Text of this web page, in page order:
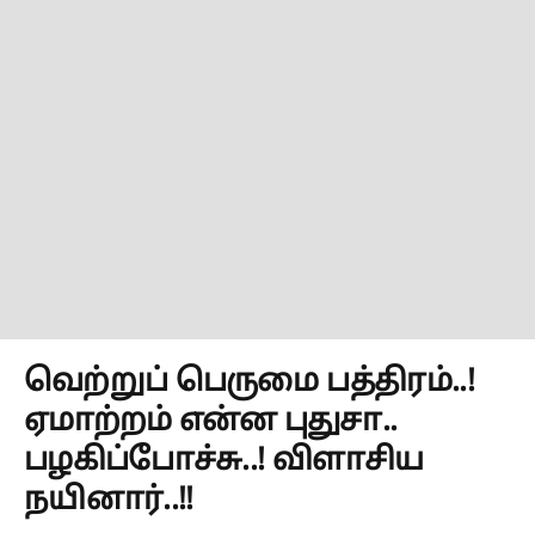
வெற்றுப் பெருமை பத்திரம்..!
ஏமாற்றம் என்ன புதுசா..
பழகிப்போச்சு..! விளாசிய
நயினார்..!!